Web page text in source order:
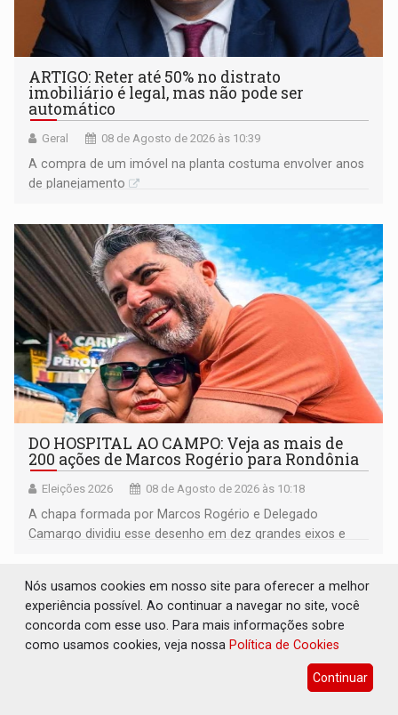
ARTIGO: Reter até 50% no distrato
imobiliário é legal, mas não pode ser
automático
Geral 08 de Agosto de 2026 às 10:39
A compra de um imóvel na planta costuma envolver anos
de planejamento
DO HOSPITAL AO CAMPO: Veja as mais de
200 ações de Marcos Rogério para Rondônia
Eleições 2026 08 de Agosto de 2026 às 10:18
A chapa formada por Marcos Rogério e Delegado
Camargo dividiu esse desenho em dez grandes eixos e
Nós usamos cookies em nosso site para oferecer a melhor
experiência possível. Ao continuar a navegar no site, você
concorda com esse uso. Para mais informações sobre
como usamos cookies, veja nossa Política de Cookies
Continuar